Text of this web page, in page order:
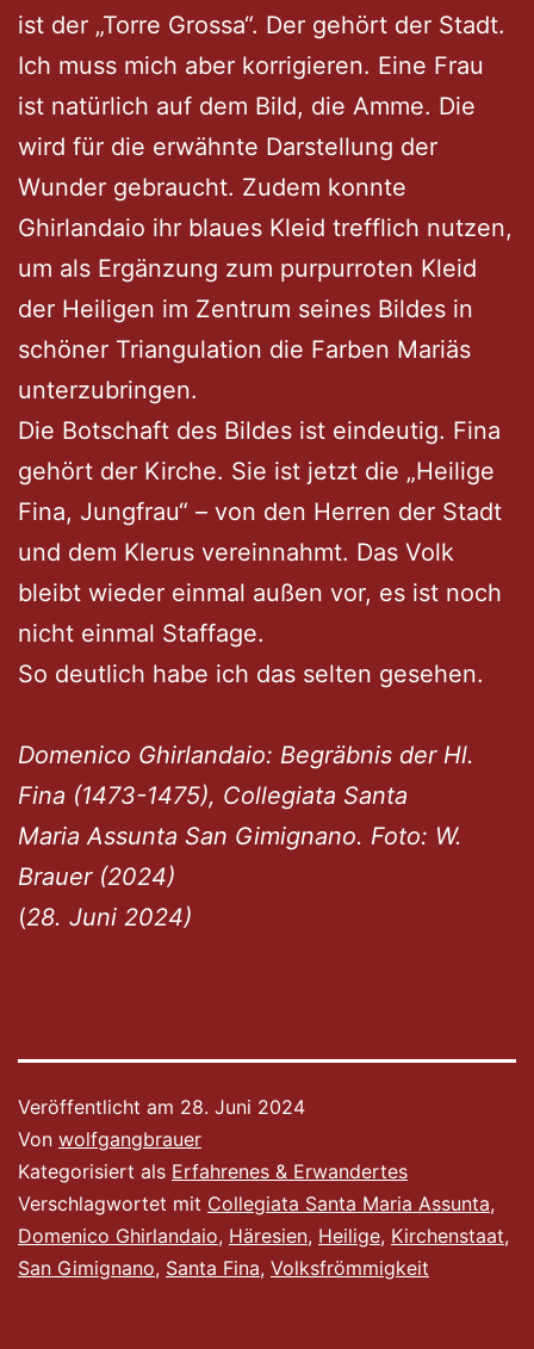
ist der „Torre Grossa“. Der gehört der Stadt.
Ich muss mich aber korrigieren. Eine Frau
ist natürlich auf dem Bild, die Amme. Die
wird für die erwähnte Darstellung der
Wunder gebraucht. Zudem konnte
Ghirlandaio ihr blaues Kleid trefflich nutzen,
um als Ergänzung zum purpurroten Kleid
der Heiligen im Zentrum seines Bildes in
schöner Triangulation die Farben Mariäs
unterzubringen.
Die Botschaft des Bildes ist eindeutig. Fina
gehört der Kirche. Sie ist jetzt die „Heilige
Fina, Jungfrau“ – von den Herren der Stadt
und dem Klerus vereinnahmt. Das Volk
bleibt wieder einmal außen vor, es ist noch
nicht einmal Staffage.
So deutlich habe ich das selten gesehen.
Domenico Ghirlandaio: Begräbnis der Hl.
Fina (1473-1475), Collegiata Santa
Maria Assunta San Gimignano. Foto: W.
Brauer (2024)
(28. Juni 2024)
Veröffentlicht am 28. Juni 2024
Von wolfgangbrauer
Kategorisiert als Erfahrenes & Erwandertes
Verschlagwortet mit Collegiata Santa Maria Assunta,
Domenico Ghirlandaio, Häresien, Heilige, Kirchenstaat,
San Gimignano, Santa Fina, Volksfrömmigkeit